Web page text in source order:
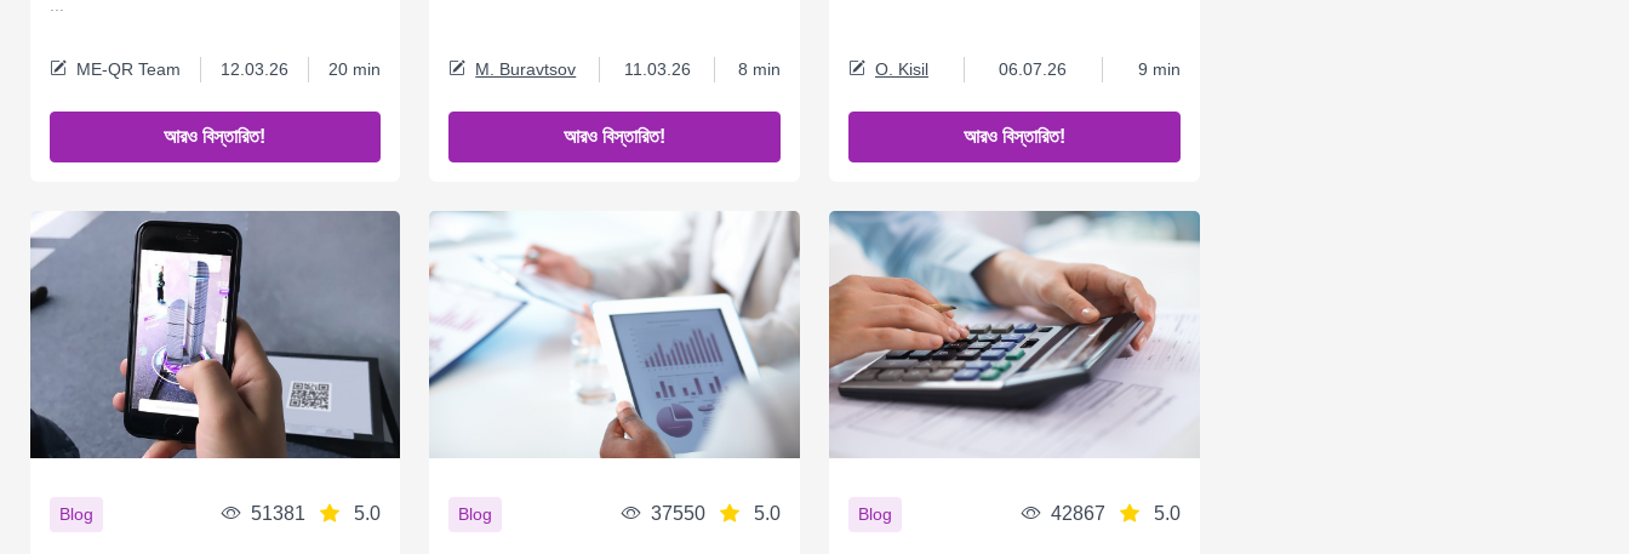
ME-QR Team 12.03.26 20 min
আরও বিস্তারিত!
M. Buravtsov 11.03.26 8 min
আরও বিস্তারিত!
O. Kisil 06.07.26 9 min
আরও বিস্তারিত!
Blog 51381 5.0 Blog 37550 5.0 Blog 42867 5.0